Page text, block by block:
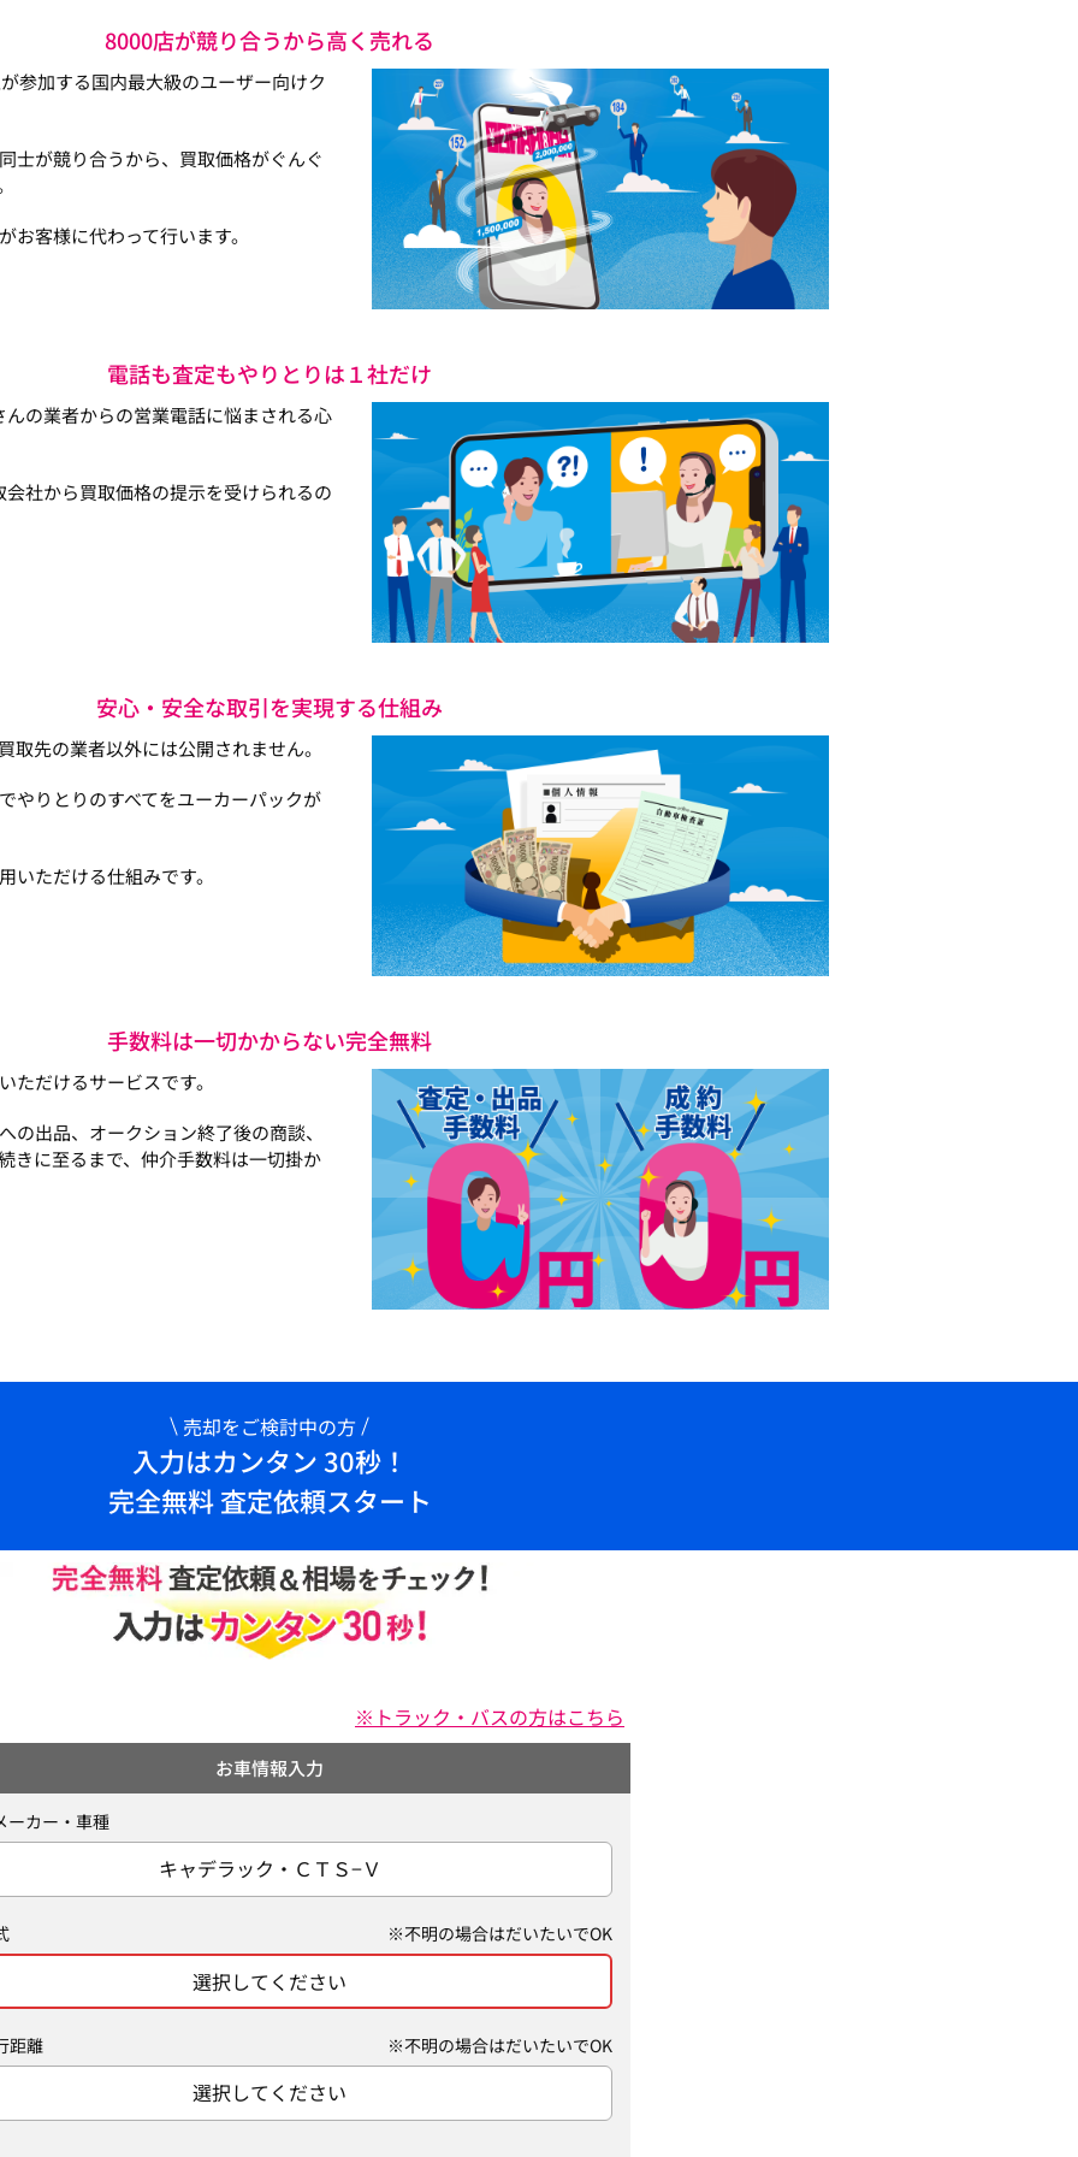
8000店が競り合うから高く売れる
参加する国内最大級のユーザー向けク
士が競り合うから、買取価格がぐんぐ
客様に代わって行います。
電話も査定もやりとりは１社だけ
の業者からの営業電話に悩まされる心
社から買取価格の提示を受けられるの
安心・安全な取引を実現する仕組み
先の業者以外には公開されません。
やりとりのすべてをユーカーパックが
いただける仕組みです。
手数料は一切かからない完全無料
ただけるサービスです。
出品、オークション終了後の商談、
きに至るまで、仲介手数料は一切掛か
売却をご検討中の方
入力はカンタン 30秒！
完全無料 査定依頼スタート
※トラック・バスの方はこちら
お車情報入力
ーカー・車種
キャデラック・ＣＴＳ−Ｖ
※不明の場合はだいたいでOK
選択してください
距離 ※不明の場合はだいたいでOK
選択してください